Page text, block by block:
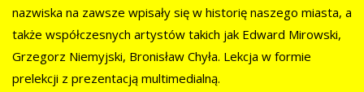
nazwiska na zawsze wpisały się w historię naszego miasta, a
także współczesnych artystów takich jak Edward Mirowski,
Grzegorz Niemyjski, Bronisław Chyła. Lekcja w formie
prelekcji z prezentacją multimedialną.